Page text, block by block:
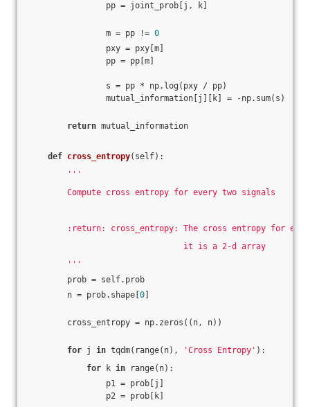
pp = joint_prob[j, k]
m = pp != 0
pxy = pxy[m]
pp = pp[m]
s = pp * np.log(pxy / pp)
mutual_information[j][k] = -np.sum(s)
return mutual_information
def cross_entropy(self) :
'''
Compute cross entropy for every two signals
:return: cross_entropy: The cross entropy for
it is a 2-d array
'''
prob = self.prob
n = prob.shape[ 0
cross_entropy = np.zeros((n, n))
for j in tqdm(range(n), 'Cross Entropy' ):
for k in range(n):
p1 = prob[j]
p2 = prob[k]